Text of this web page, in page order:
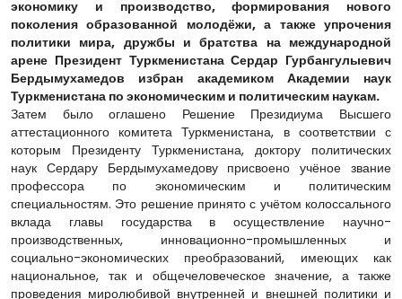
экономику и производство, формирования нового
поколения образованной молодёжи, а также упрочения
политики мира, дружбы и братства на международной
арене Президент Туркменистана Сердар Гурбангулыевич
Бердымухамедов избран академиком Академии наук
Туркменистана по экономическим и политическим наукам.
Затем было оглашено Решение Президиума Высшего
аттестационного комитета Туркменистана, в соответствии с
которым Президенту Туркменистана, доктору политических
наук Сердару Бердымухамедову присвоено учёное звание
профессора по экономическим и политическим
специальностям. Это решение принято с учётом колоссального
вклада главы государства в осуществление научно-
производственных, инновационно-промышленных и
социально-экономических преобразований, имеющих как
национальное, так и общечеловеческое значение, а также
проведения миролюбивой внутренней и внешней политики и